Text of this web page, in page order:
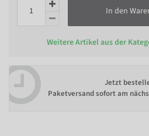
In den
Weitere Artikel aus der
Jetzt
Paketversand sofort am